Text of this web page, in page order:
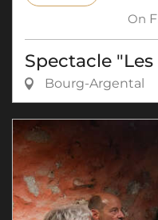
On
Spectacle
Bourg-Argental